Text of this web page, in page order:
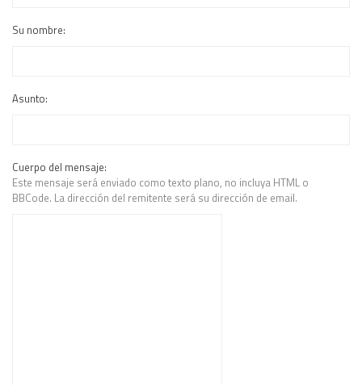
Su nombre:
Asunto:
Cuerpo del mensaje:
Este mensaje será enviado como texto plano, no incluya HTML o
BBCode. La dirección del remitente será su dirección de email.